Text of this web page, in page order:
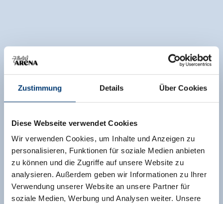
Zustimmung Details Über Cookies
Diese Webseite verwendet Cookies
Wir verwenden Cookies, um Inhalte und Anzeigen zu
personalisieren, Funktionen für soziale Medien anbieten
zu können und die Zugriffe auf unsere Website zu
analysieren. Außerdem geben wir Informationen zu Ihrer
Verwendung unserer Website an unsere Partner für
soziale Medien, Werbung und Analysen weiter. Unsere